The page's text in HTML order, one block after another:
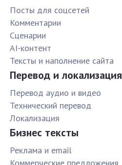
Посты для соцсетей
Комментарии
Сценарии
AI-контент
Тексты и наполнение сайта
Перевод и локализация
Перевод аудио и видео
Технический перевод
Локализация
Бизнес тексты
Реклама и email